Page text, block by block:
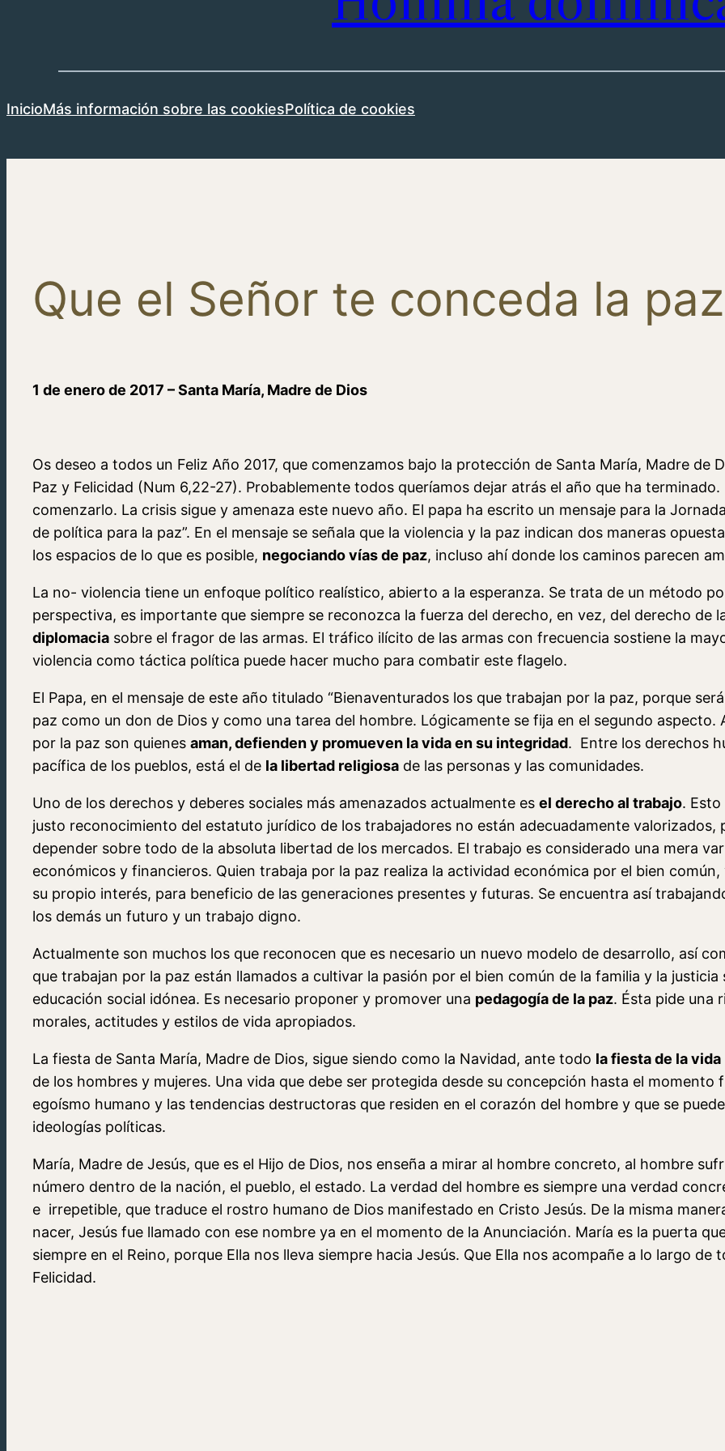
InicioMás información sobre las cookiesPolítica de cookies
Que el Señor te conceda la paz
1 de enero de 2017 – Santa María, Madre de Dios
Os deseo a todos un Feliz Año 2017, que comenzamos bajo la protección de Santa María, Madre de
Paz y Felicidad (Num 6,22-27). Probablemente todos queríamos dejar atrás el año que ha
comenzarlo. La crisis sigue y amenaza este nuevo año. El papa ha escrito un mensaje para la
de política para la paz”. En el mensaje se señala que la violencia y la paz indican dos maneras
los espacios de lo que es posible, negociando vías de paz, incluso ahí donde los caminos parecen
La no- violencia tiene un enfoque político realístico, abierto a la esperanza. Se trata de un método
perspectiva, es importante que siempre se reconozca la fuerza del derecho, en vez, del derecho de
diplomacia sobre el fragor de las armas. El tráfico ilícito de las armas con frecuencia sostiene la
violencia como táctica política puede hacer mucho para combatir este flagelo.
El Papa, en el mensaje de este año titulado “Bienaventurados los que trabajan por la paz, porque
paz como un don de Dios y como una tarea del hombre. Lógicamente se fija en el segundo
por la paz son quienes aman, defienden y promueven la vida en su integridad. Entre los derechos
pacífica de los pueblos, está el de la libertad religiosa de las personas y las comunidades.
Uno de los derechos y deberes sociales más amenazados actualmente es el derecho al trabajo.
justo reconocimiento del estatuto jurídico de los trabajadores no están adecuadamente valorizados,
depender sobre todo de la absoluta libertad de los mercados. El trabajo es considerado una mera
económicos y financieros. Quien trabaja por la paz realiza la actividad económica por el bien
su propio interés, para beneficio de las generaciones presentes y futuras. Se encuentra así
los demás un futuro y un trabajo digno.
Actualmente son muchos los que reconocen que es necesario un nuevo modelo de desarrollo, así
que trabajan por la paz están llamados a cultivar la pasión por el bien común de la familia y la
educación social idónea. Es necesario proponer y promover una pedagogía de la paz. Ésta pide una
morales, actitudes y estilos de vida apropiados.
La fiesta de Santa María, Madre de Dios, sigue siendo como la Navidad, ante todo la fiesta de la vida
de los hombres y mujeres. Una vida que debe ser protegida desde su concepción hasta el momento
egoísmo humano y las tendencias destructoras que residen en el corazón del hombre y que se
ideologías políticas.
María, Madre de Jesús, que es el Hijo de Dios, nos enseña a mirar al hombre concreto, al hombre
número dentro de la nación, el pueblo, el estado. La verdad del hombre es siempre una verdad
e irrepetible, que traduce el rostro humano de Dios manifestado en Cristo Jesús. De la misma
nacer, Jesús fue llamado con ese nombre ya en el momento de la Anunciación. María es la puerta
siempre en el Reino, porque Ella nos lleva siempre hacia Jesús. Que Ella nos acompañe a lo largo
Felicidad.